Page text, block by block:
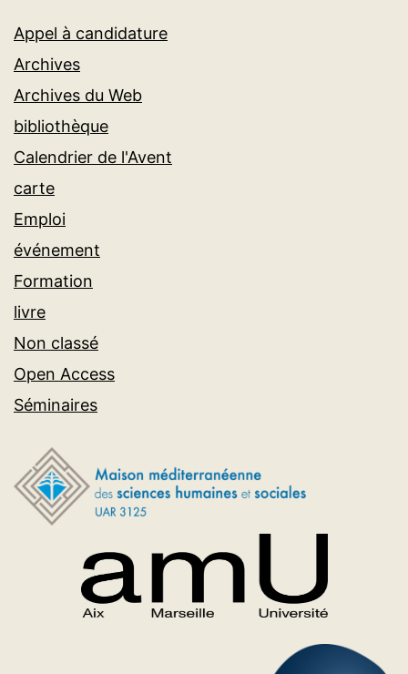
Appel à candidature
Archives
Archives du Web
bibliothèque
Calendrier de l'Avent
carte
Emploi
événement
Formation
livre
Non classé
Open Access
Séminaires